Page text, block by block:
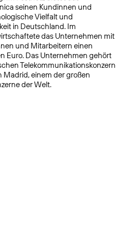
seinen Kundinnen und
Vielfalt und
in Deutschland. Im
das Unternehmen mit
und Mitarbeitern einen
Euro. Das Unternehmen gehört
Telekommunikationskonzern
Madrid, einem der großen
der Welt.